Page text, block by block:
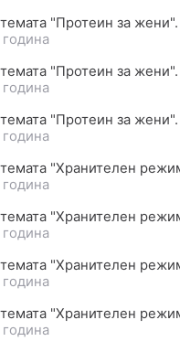
"Протеин за жени".
"Протеин за жени".
"Протеин за жени".
"Хранителен
"Хранителен
"Хранителен
"Хранителен